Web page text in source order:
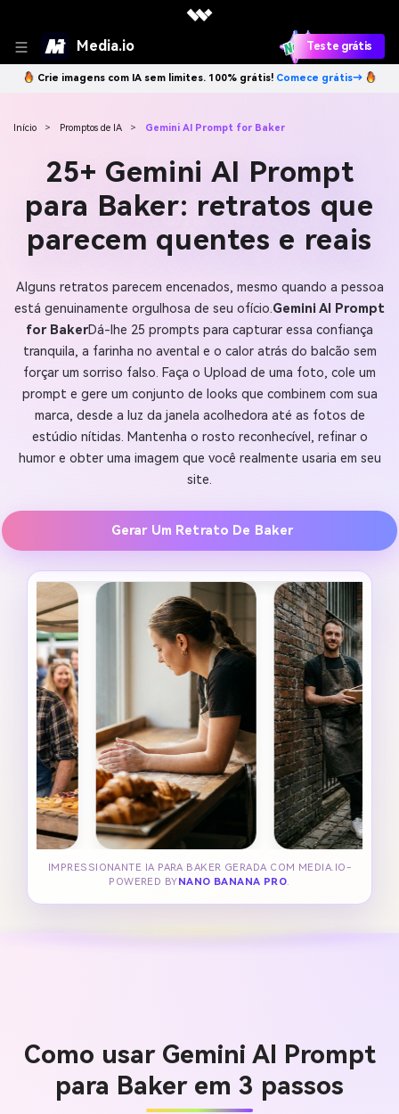
Media.io Teste grátis
Crie imagens com IA sem limites. 100% grátis! Comece grátis→
Início > Promptos de IA > Gemini AI Prompt for Baker
25+ Gemini AI Prompt
para Baker: retratos que
parecem quentes e reais
Alguns retratos parecem encenados, mesmo quando a pessoa
está genuinamente orgulhosa de seu ofício.Gemini AI Prompt
for BakerDá-lhe 25 prompts para capturar essa confiança
tranquila, a farinha no avental e o calor atrás do balcão sem
forçar um sorriso falso. Faça o Upload de uma foto, cole um
prompt e gere um conjunto de looks que combinem com sua
marca, desde a luz da janela acolhedora até as fotos de
estúdio nítidas. Mantenha o rosto reconhecível, refinar o
humor e obter uma imagem que você realmente usaria em seu
site.
Gerar Um Retrato De Baker
IMPRESSIONANTE IA PARA BAKER GERADA COM MEDIA.IO-
POWERED BY NANO BANANA PRO.
Como usar Gemini AI Prompt
para Baker em 3 passos